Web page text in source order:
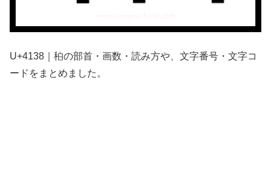
U+4138｜䄸の部首・画数・読み方や、文字番号・文字コ
ードをまとめました。